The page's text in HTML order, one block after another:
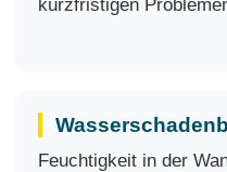
kurzfristigen
Feuchtigkeit in der